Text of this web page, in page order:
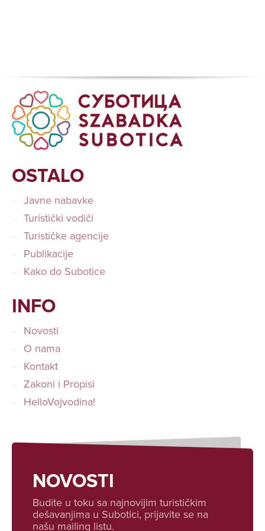
OSTALO
Javne nabavke
Turistički vodiči
Turističke agencije
Publikacije
Kako do Subotice
INFO
Novosti
O nama
Kontakt
Zakoni i Propisi
HelloVojvodina!
NOVOSTI
Budite u toku sa najnovijim turističkim
dešavanjima u Subotici, prijavite se na
našu mailing listu.